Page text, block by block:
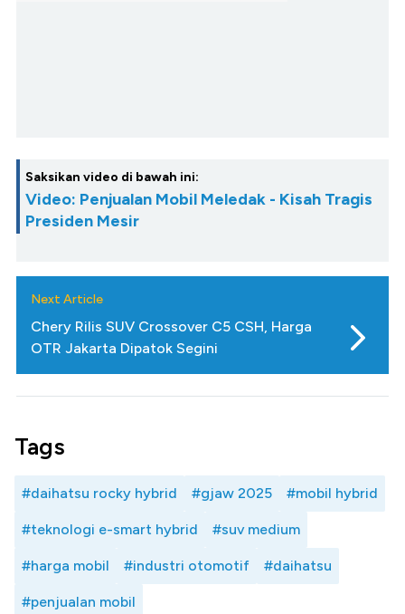
Saksikan video di bawah ini:
Video: Penjualan Mobil Meledak - Kisah Tragis
Presiden Mesir
Next Article
Chery Rilis SUV Crossover C5 CSH, Harga
OTR Jakarta Dipatok Segini
Tags
#daihatsu rocky hybrid #gjaw 2025 #mobil hybrid
#teknologi e-smart hybrid #suv medium
#harga mobil #industri otomotif #daihatsu
#penjualan mobil